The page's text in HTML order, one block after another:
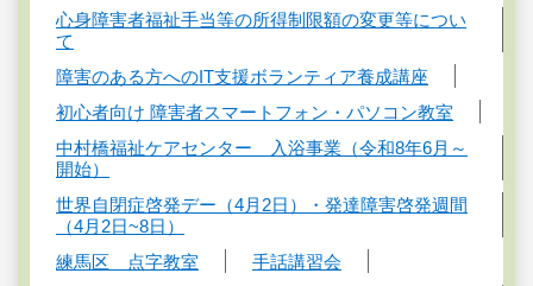
心身障害者福祉手当等の所得制限額の変更等につい
て
障害のある方へのIT支援ボランティア養成講座
初心者向け 障害者スマートフォン・パソコン教室
中村橋福祉ケアセンター 入浴事業（令和8年6月～
開始）
世界自閉症啓発デー（4月2日）・発達障害啓発週間
（4月2日~8日）
練馬区 点字教室
手話講習会